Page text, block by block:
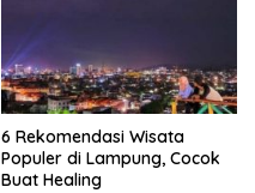
6 Rekomendasi Wisata
Populer di Lampung, Cocok
Buat Healing